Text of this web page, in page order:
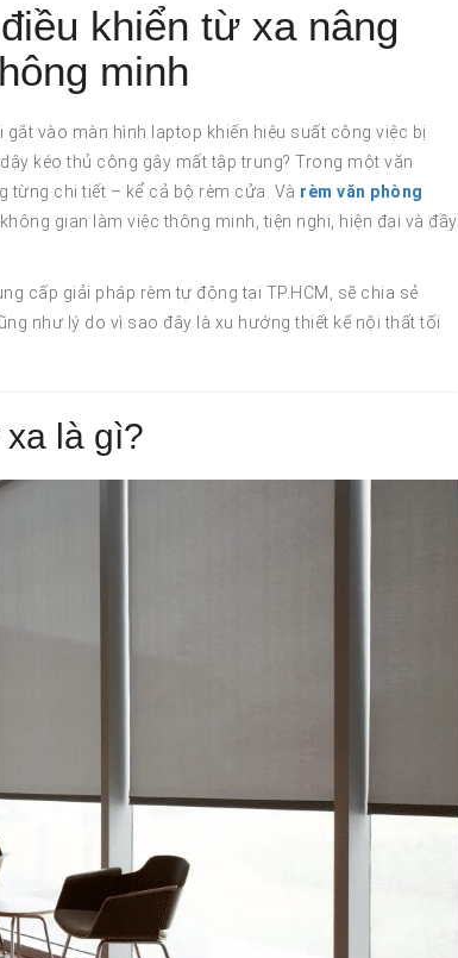
khiển từ xa nâng
minh
vào màn hình laptop khiến hiệu suất công việc bị
kéo thủ công gây mất tập trung? Trong một văn
từng chi tiết – kể cả bộ rèm cửa. Và rèm văn phòng
gian làm việc thông minh, tiện nghi, hiện đại và đầy
cấp giải pháp rèm tự động tại TP.HCM, sẽ chia sẻ
như lý do vì sao đây là xu hướng thiết kế nội thất tối
là gì?